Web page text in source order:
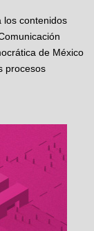
los contenidos
de México
procesos